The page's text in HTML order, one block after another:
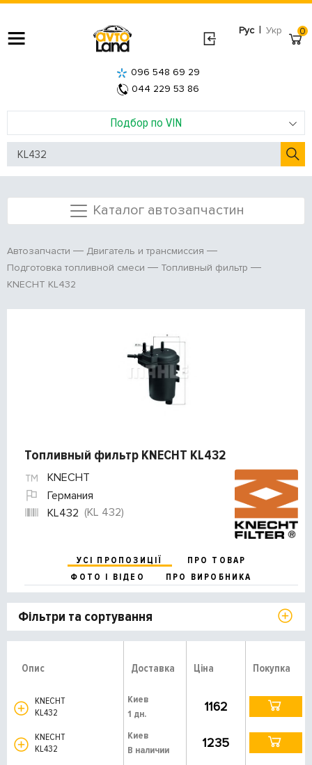
Рус | Укр
Подбор по VIN
096 548 69 29
044 229 53 86
0
Каталог автозапчастин
Автозапчасти
Двигатель и трансмиссия
Подготовка топливной смеси
Топливный фильтр
KNECHT KL432
Топливный фильтр KNECHT KL432
KNECHT
Германия
KL432 (KL 432)
УСІ ПРОПОЗИЦІЇ
ПРО ТОВАР
ФОТО І ВІДЕО
ПРО ВИРОБНИКА
Фільтри та сортування
Опис Доставка Ціна Покупка
KNECHT
KL432
Киев
1 дн.
1162
KNECHT
KL432
Киев
В наличии
1235